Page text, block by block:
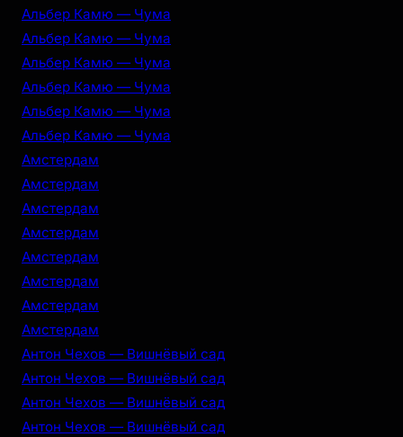
Альбер Камю — Чума
Альбер Камю — Чума
Альбер Камю — Чума
Альбер Камю — Чума
Альбер Камю — Чума
Альбер Камю — Чума
Амстердам
Амстердам
Амстердам
Амстердам
Амстердам
Амстердам
Амстердам
Амстердам
Антон Чехов — Вишнёвый сад
Антон Чехов — Вишнёвый сад
Антон Чехов — Вишнёвый сад
Антон Чехов — Вишнёвый сад